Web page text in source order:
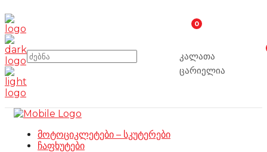
0
კალათა
ცარიელია
მოტოციკლეტები – სკუტერები
ჩაფხუტები